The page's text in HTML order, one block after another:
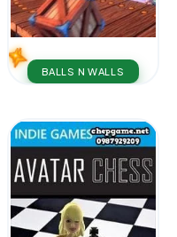
BALLS N WALLS